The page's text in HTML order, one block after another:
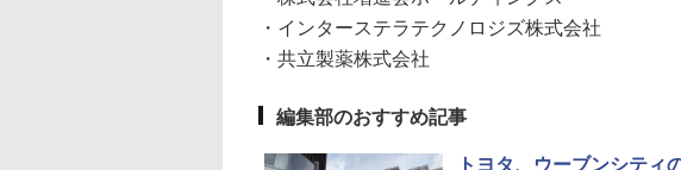
・インターステラテクノロジズ株式会社
・共立製薬株式会社
編集部のおすすめ記事
トヨタ、ウーブンシティ